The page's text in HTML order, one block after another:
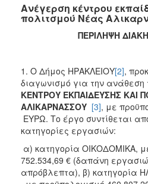
2023
2020
2019
2018
2017
2016
2015
2013
Ανέγερση κέντρου
πολιτσμού Νέας
ΠΕΡΙΛΗΨΗ
1. Ο Δήμος ΗΡΑΚΛΕΙΟΥ[2],
διαγωνισμό για την ανάθεση
ΚΕΝΤΡΟΥ ΕΚΠΑΙΔΕΥΣΗΣ ΚΑΙ
ΑΛΙΚΑΡΝΑΣΣΟΥ [3], με
ΕΥΡΩ. Το έργο συντίθεται
κατηγορίες εργασιών:
α) κατηγορία ΟΙΚΟΔΟΜΙΚΑ,
752.534,69 € (δαπάνη
απρόβλεπτα), β) κατηγορία